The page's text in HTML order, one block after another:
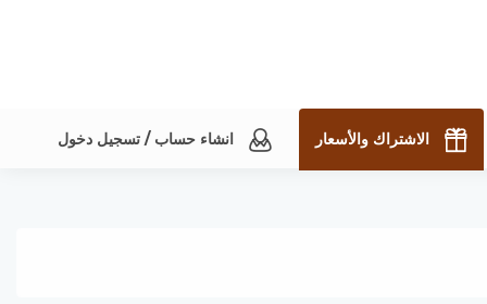
الاشتراك والأسعار انشاء حساب / تسجيل دخول